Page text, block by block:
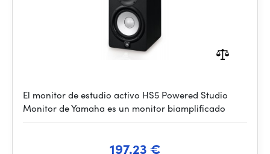
El monitor de estudio activo HS5 Powered Studio
Monitor de Yamaha es un monitor biamplificado
197.23 €